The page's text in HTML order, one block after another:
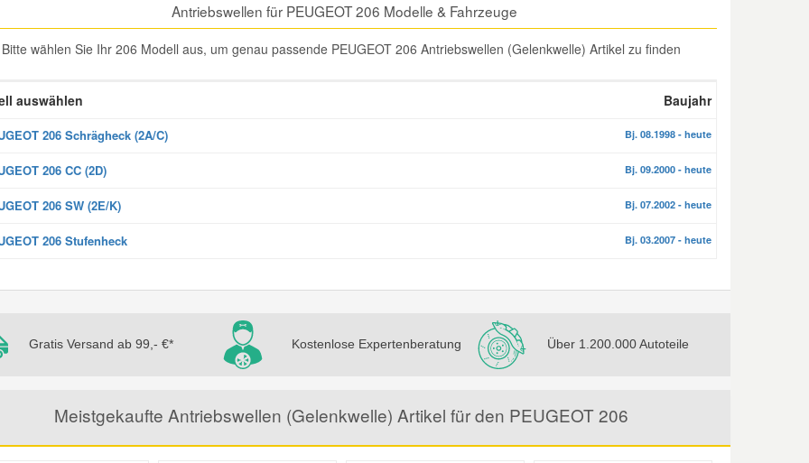
Antriebswellen für PEUGEOT 206 Modelle & Fahrzeuge
Bitte wählen Sie Ihr 206 Modell aus, um genau passende PEUGEOT 206 Antriebswellen (Gelenkwelle) Artikel zu finden
auswählen Baujahr
206 Schrägheck (2A/C) Bj. 08.1998 - heute
206 CC (2D) Bj. 09.2000 - heute
206 SW (2E/K) Bj. 07.2002 - heute
206 Stufenheck Bj. 03.2007 - heute
Gratis Versand ab 99,- €* Kostenlose Expertenberatung Über 1.200.000 Autoteile
Meistgekaufte Antriebswellen (Gelenkwelle) Artikel für den PEUGEOT 206